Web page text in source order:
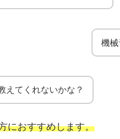
機
えてくれないかな？
におすすめします。